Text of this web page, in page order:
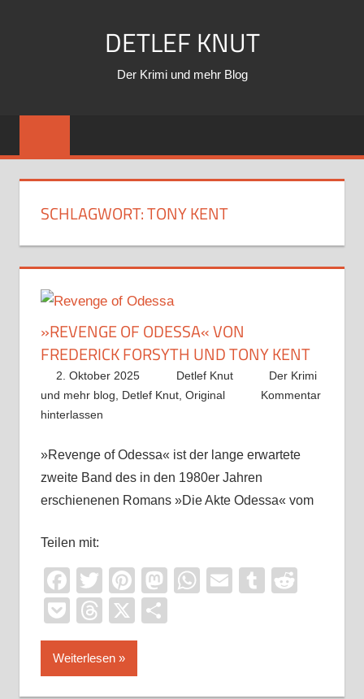
DETLEF KNUT
Der Krimi und mehr Blog
SCHLAGWORT:TONY KENT
»REVENGE OF ODESSA« VON
FREDERICK FORSYTH UND TONY KENT
2. Oktober 2025 Detlef Knut
Der Krimi
und mehr blog
Detlef Knut, Original
Kommentar
hinterlassen
»Revenge of Odessa« ist der lange erwartete
zweite Band des in den 1980er Jahren
erschienenen Romans »Die Akte Odessa« vom
Teilen mit:
Facebook
TwitterPinterest
Mastodon
WhatsApp
EmailTumblr
PocketThreads
X
Weiterlesen